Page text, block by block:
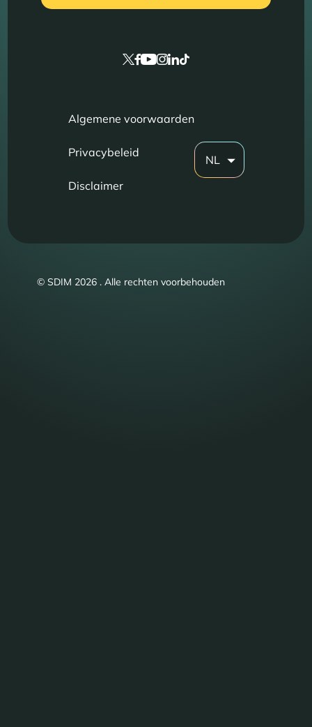
Algemene voorwaarden
Privacybeleid
Disclaimer
NL
© SDIM 2026 . Alle rechten voorbehouden